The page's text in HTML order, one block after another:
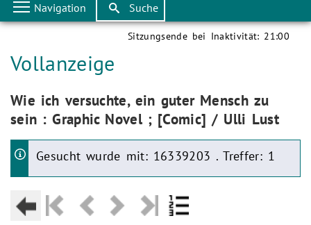
Navigation Suche
Sitzungsende bei Inaktivität: 21:00
Aktuelle Seite:
Vollanzeige
Aktuelle Seite:
Wie ich versuchte, ein guter Mensch zu
sein : Graphic Novel ; [Comic] / Ulli Lust
Gesucht wurde mit: 16339203 . Treffer: 1